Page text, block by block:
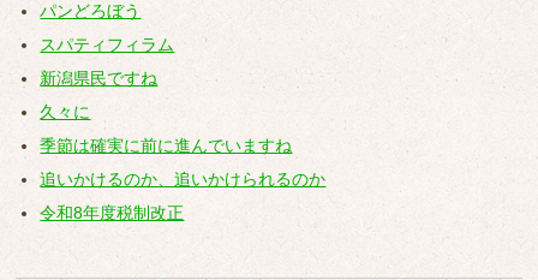
パンどろぼう
スパティフィラム
新潟県民ですね
久々に
季節は確実に前に進んでいますね
追いかけるのか、追いかけられるのか
令和8年度税制改正